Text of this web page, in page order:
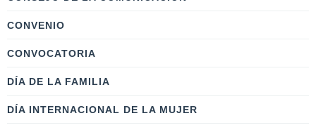
CONVENIO
CONVOCATORIA
DÍA DE LA FAMILIA
DÍA INTERNACIONAL DE LA MUJER